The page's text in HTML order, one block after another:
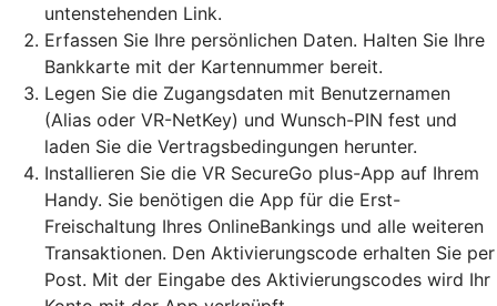
untenstehenden Link.
Erfassen Sie Ihre persönlichen Daten. Halten Sie Ihre
Bankkarte mit der Kartennummer bereit.
Legen Sie die Zugangsdaten mit Benutzernamen
(Alias oder VR-NetKey) und Wunsch-PIN fest und
laden Sie die Vertragsbedingungen herunter.
Installieren Sie die VR SecureGo plus-App auf Ihrem
Handy. Sie benötigen die App für die Erst-
Freischaltung Ihres OnlineBankings und alle weiteren
Transaktionen. Den Aktivierungscode erhalten Sie per
Post. Mit der Eingabe des Aktivierungscodes wird Ihr